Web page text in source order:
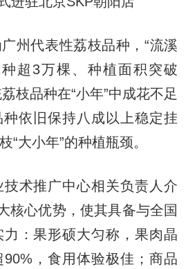
代表性荔枝品种，“流溪
超3万棵、种植面积突破
枝品种在“小年”中成花不足
依旧保持八成以上稳定挂
“大小年”的种植瓶颈。
术推广中心相关负责人介
核心优势，使其具备与全国
：果形硕大匀称，果肉晶
，食用体验极佳；商品